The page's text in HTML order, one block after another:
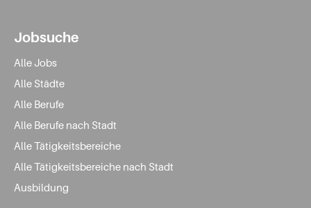
Jobsuche
Alle Jobs
Alle Städte
Alle Berufe
Alle Berufe nach Stadt
Alle Tätigkeitsbereiche
Alle Tätigkeitsbereiche nach Stadt
Ausbildung